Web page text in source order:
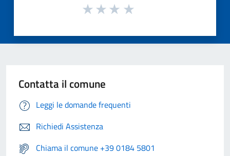
Contatta il comune
Leggi le domande frequenti
Richiedi Assistenza
Chiama il comune +39 0184 5801